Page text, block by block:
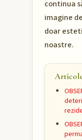
continua
imagine
doar
noastre.